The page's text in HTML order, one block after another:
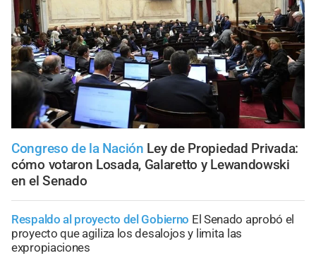
Congreso de la Nación Ley de Propiedad Privada:
cómo votaron Losada, Galaretto y Lewandowski
en el Senado
Respaldo al proyecto del Gobierno El Senado aprobó el
proyecto que agiliza los desalojos y limita las
expropiaciones